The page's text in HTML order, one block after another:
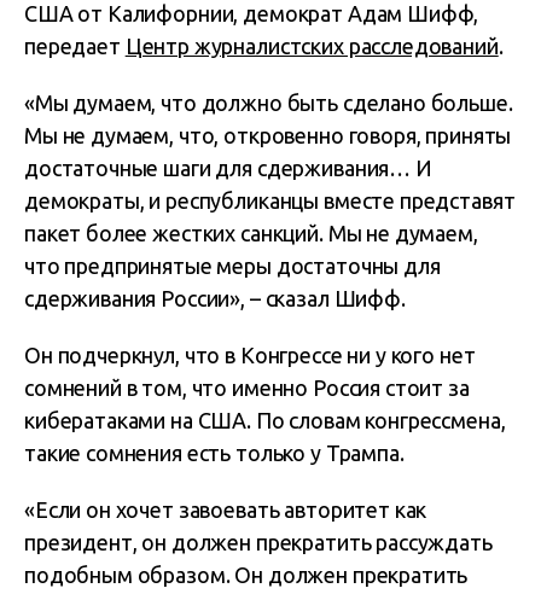
США от Калифорнии, демократ Адам Шифф,
передает Центр журналистских расследований.
«Мы думаем, что должно быть сделано больше.
Мы не думаем, что, откровенно говоря, приняты
достаточные шаги для сдерживания… И
демократы, и республиканцы вместе представят
пакет более жестких санкций. Мы не думаем,
что предпринятые меры достаточны для
сдерживания России», – сказал Шифф.
Он подчеркнул, что в Конгрессе ни у кого нет
сомнений в том, что именно Россия стоит за
кибератаками на США. По словам конгрессмена,
такие сомнения есть только у Трампа.
«Если он хочет завоевать авторитет как
президент, он должен прекратить рассуждать
подобным образом. Он должен прекратить